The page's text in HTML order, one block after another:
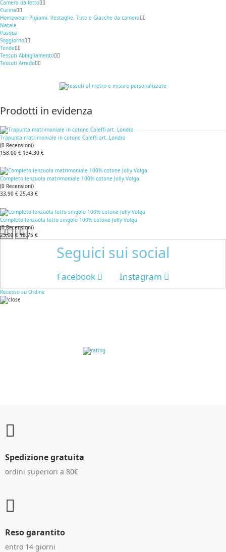
Camera da letto
Cucina
Homewear: Pigiami, Vestaglie, Tute e Giacche da camera
Natale
Pasqua
Soggiorno
Tende
Tessuti Abbigliamento
Tessuti Arredo
Prodotti in evidenza
Trapunta matrimoniale in cotone Caleffi art. Londra
(0 Recensioni)
158,00 € 134,30 €
Completo lenzuola matrimoniale 100% cotone Jolly Volga
(0 Recensioni)
33,90 € 25,43 €
Completo lenzuola letto singolo 100% cotone Jolly Volga
(0Recensioni)
25,00 € 18,75 €
Seguici sui social
Facebook Instagram
Recesso su Ordine
RECENSIONI DEI
Spedizione gratuita
ordini superiori a 80€
Reso garantito
entro 14 giorni